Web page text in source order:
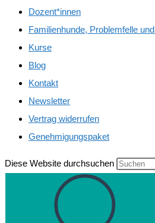
Dozent*innen
Familienhunde, Problemfelle
Kurse
Blog
Kontakt
Newsletter
Vertrag widerrufen
Genehmigungspaket
Diese Website durchsuchen